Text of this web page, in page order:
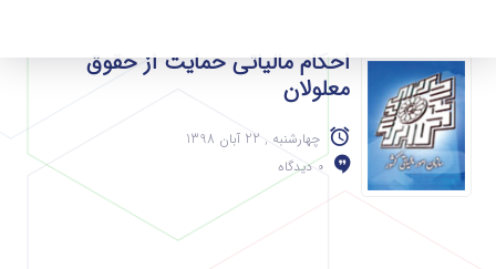
احکام مالیاتی حمایت از حقوق
معلولان
چهارشنبه , 22 آبان 1398
0 دیدگاه